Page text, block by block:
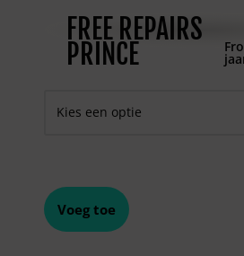
FREE REPAIRS
PRINCE
Voeg toe